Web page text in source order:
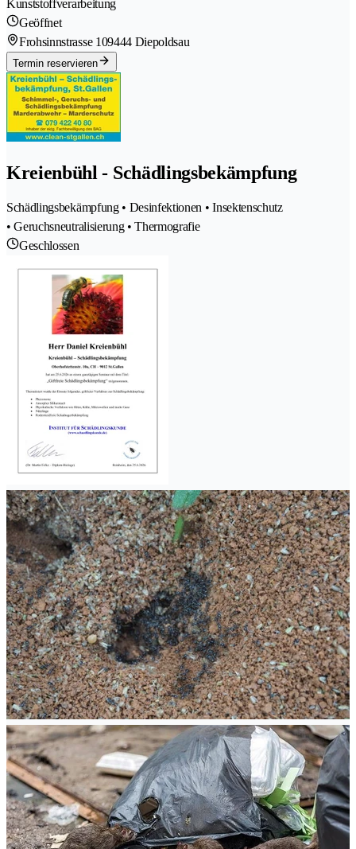
Kunststoffverarbeitung
Geöffnet
Frohsinnstrasse 109444 Diepoldsau
Termin reservieren
Kreienbühl - Schädlingsbekämpfung
Schädlingsbekämpfung • Desinfektionen • Insektenschutz
• Geruchsneutralisierung • Thermografie
Geschlossen